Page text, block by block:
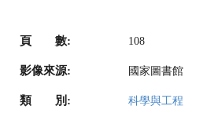
頁 數: 108
影像來源: 國家圖書館
類 別: 科學與工程